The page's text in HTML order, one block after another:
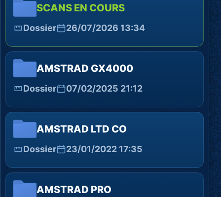
SCANS EN COURS
Dossier 26/07/2026 13:34
AMSTRAD GX4000
Dossier 07/02/2025 21:12
AMSTRAD LTD CO
Dossier 23/01/2022 17:35
AMSTRAD PRO